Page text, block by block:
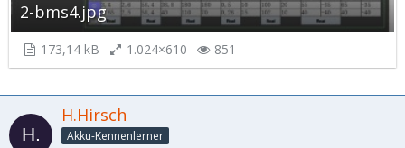
2-bms4.jpg
173,14 kB 1.024×610 851
H.Hirsch
Akku-Kennenlerner